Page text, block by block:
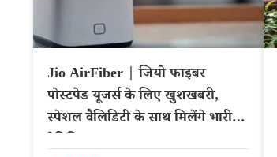
Jio AirFiber | जियो फाइबर
पोस्टपेड यूजर्स के लिए खुशखबरी,
स्पेशल वैलिडिटी के साथ मिलेंगे भारी